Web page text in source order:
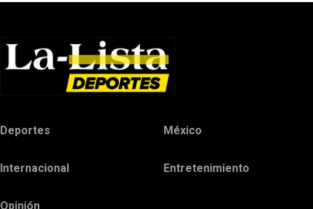
Deportes México
Internacional Entretenimiento
Opinión